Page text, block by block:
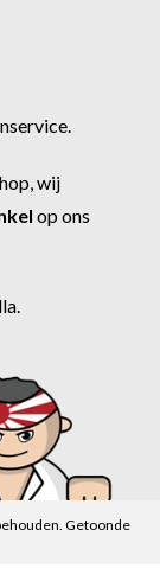
.
wij
op ons
.
Getoonde